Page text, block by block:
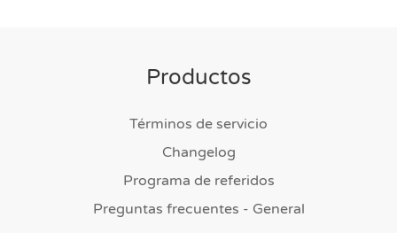
Productos
Términos de servicio
Changelog
Programa de referidos
Preguntas frecuentes - General